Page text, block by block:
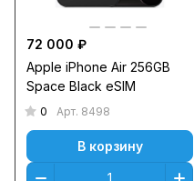
72 000 ₽
Apple iPhone Air 256GB
Space Black eSIM
0 Арт. 8498
В корзину